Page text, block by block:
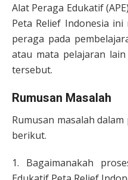
Alat Peraga Edukatif
Peta Relief Indonesia
peraga pada
atau mata pelajaran
tersebut.
Rumusan Masalah
Rumusan masalah
berikut.
1. Bagaimanakah